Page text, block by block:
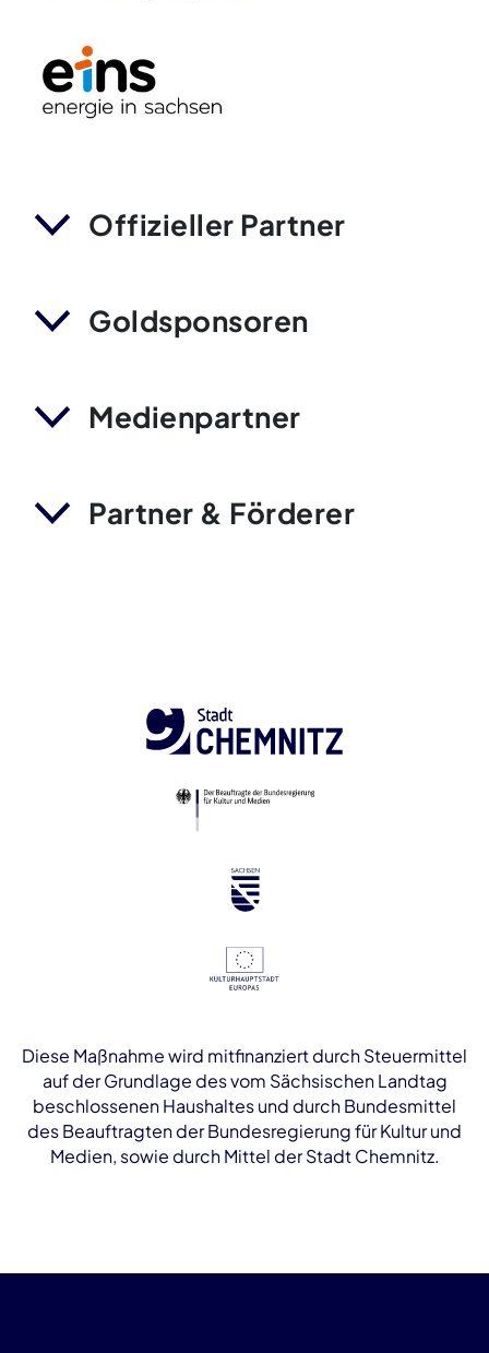
Offizieller Partner
Goldsponsoren
Medienpartner
Partner & Förderer
Diese Maßnahme wird mitfinanziert durch Steuermittel
auf der Grundlage des vom Sächsischen Landtag
beschlossenen Haushaltes und durch Bundesmittel
des Beauftragten der Bundesregierung für Kultur und
Medien, sowie durch Mittel der Stadt Chemnitz.